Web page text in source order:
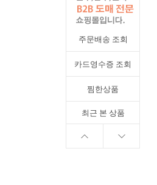
주문배송 조회
카드영수증 조회
찜한상품
최근 본 상품